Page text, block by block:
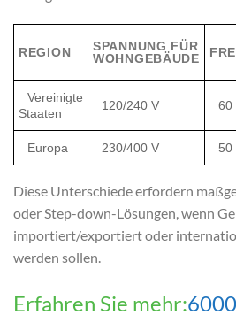
REGION
SPANNUNG FÜR
WOHNGEBÄUDE
Vereinigte
Staaten
120/240 V 60
Europa 230/400 V 50
Diese Unterschiede erfordern
oder Step-down-Lösungen, wenn
importiert/exportiert oder
werden sollen.
Erfahren Sie mehr: